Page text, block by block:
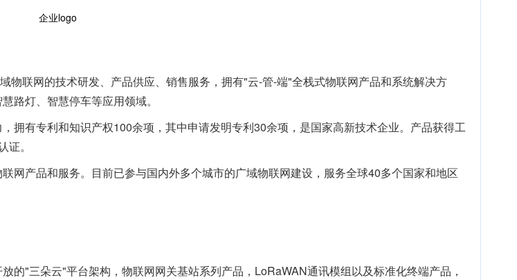
联网的技术研发、产品供应、销售服务，拥有"云-管-端"全栈式物联网产品和系统解决方
路灯、智慧停车等应用领域。
拥有专利和知识产权100余项，其中申请发明专利30余项，是国家高新技术企业。产品获得工
。
网产品和服务。目前已参与国内外多个城市的广域物联网建设，服务全球40多个国家和地区
的"三朵云"平台架构，物联网网关基站系列产品，LoRaWAN通讯模组以及标准化终端产品，